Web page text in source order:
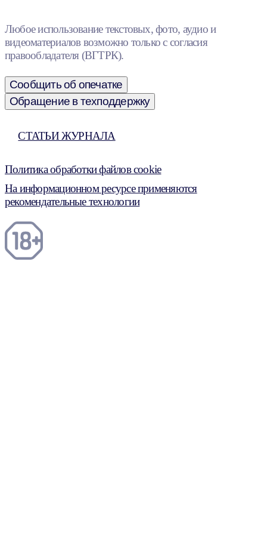
Любое использование текстовых, фото, аудио и
видеоматериалов возможно только с согласия
правообладателя (ВГТРК).
Сообщить об опечатке
Обращение в техподдержку
СТАТЬИ ЖУРНАЛА
Политика обработки файлов cookie
На информационном ресурсе применяются
рекомендательные технологии